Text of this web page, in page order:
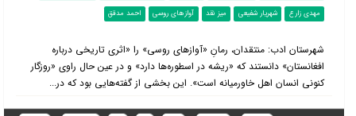
مهدی زارع
شهریار شفیعی میز نقد آوازهای روسی احمد مدقق
شهرستان ادب: منتقدان، رمانِ «آوازهای روسی» را «اثری تاریخی درباره
افغانستان» دانستند که «ریشه در اسطوره‌ها دارد» و در عین حال راوی «روزگار
کنونی انسان اهل خاورمیانه است». این بخشی از گفته‌هایی بود که در...